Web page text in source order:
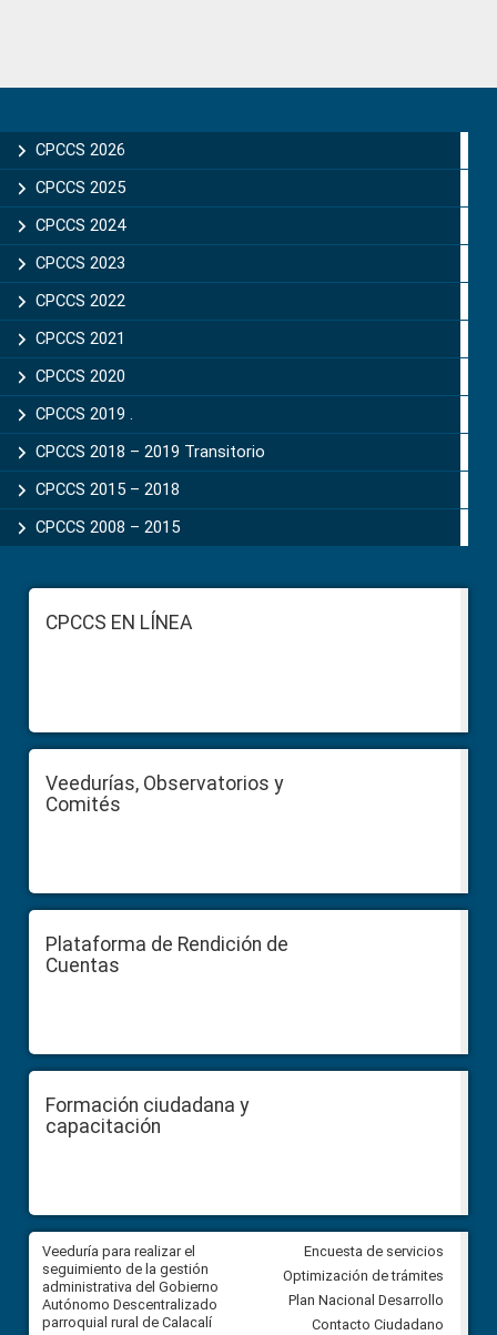
Sidebar
CPCCS 2026
CPCCS 2025
CPCCS 2024
CPCCS 2023
CPCCS 2022
CPCCS 2021
CPCCS 2020
CPCCS 2019 .
CPCCS 2018 – 2019 Transitorio
CPCCS 2015 – 2018
CPCCS 2008 – 2015
FooterCPCCS EN LÍNEA
Veedurías, Observatorios y
Comités
Plataforma de Rendición de
Cuentas
Formación ciudadana y
capacitación
Veeduría para realizar el
seguimiento de la gestión
administrativa del Gobierno
Autónomo Descentralizado
parroquial rural de Calacalí
Veeduría para vigilar los
derivados de la Audiencia
comunidad Urbina, parroquia
Carolina
Encuesta de servicios
Optimización de trámites
Plan Nacional Desarrollo
Contacto Ciudadano